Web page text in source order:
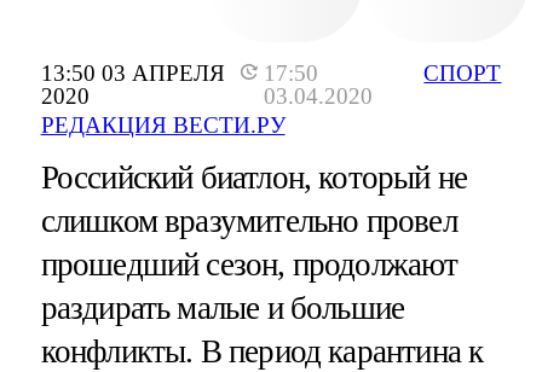
13:50 03 АПРЕЛЯ
2020
17:50
03.04.2020
РЕДАКЦИЯ ВЕСТИ.РУ
СПОРТ
Российский биатлон, который не
слишком вразумительно провел
прошедший сезон, продолжают
раздирать малые и большие
конфликты. В период карантина к